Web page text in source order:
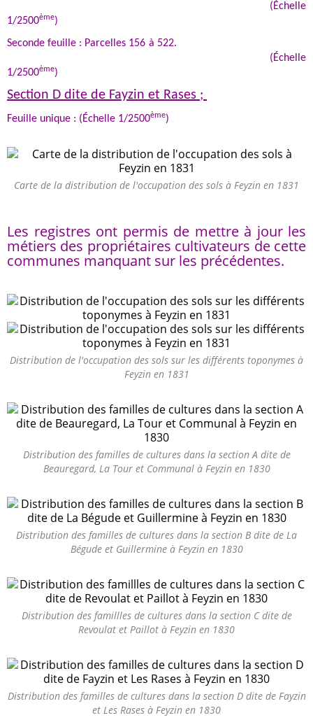
(Échelle
1/2500ème)
Seconde feuille : Parcelles 156 à 522.
(Échelle
1/2500ème)
Section D dite de Fayzin et Rases ;
Feuille unique : (Échelle 1/2500ème)
Carte de la distribution de l'occupation des sols à Feyzin en 1831
Les registres ont permis de mettre à jour les
métiers des propriétaires cultivateurs de cette
communes manquant sur les précédentes.
Distribution de l'occupation des sols sur les différents toponymes à
Feyzin en 1831
Distribution des familles de cultures dans la section A dite de
Beauregard, La Tour et Communal à Feyzin en 1830
Distribution des familles de cultures dans la section B dite de La
Bégude et Guillermine à Feyzin en 1830
Distribution des famillles de cultures dans la section C dite de
Revoulat et Paillot à Feyzin en 1830
Distribution des familles de cultures dans la section D dite de Fayzin
et Les Rases à Feyzin en 1830